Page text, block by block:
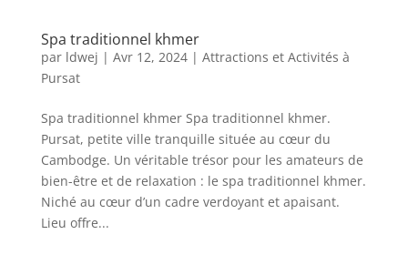
Spa traditionnel khmer
par ldwej | Avr 12, 2024| Attractions et Activités à
Pursat
Spa traditionnel khmer Spa traditionnel khmer.
Pursat, petite ville tranquille située au cœur du
Cambodge. Un véritable trésor pour les amateurs de
bien-être et de relaxation : le spa traditionnel khmer.
Niché au cœur d’un cadre verdoyant et apaisant.
Lieu offre...